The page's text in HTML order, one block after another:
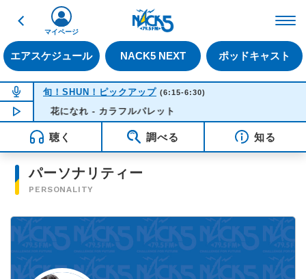
戻る
エアスケジュール NACK5 NEXT ポッドキャスト
マイページ
NOW ON AIR
旬！SHUN！ピックアップ (6:15-6:30)
NOW PLAYING06:09
花になれ - カラフルパレット
聴く 調べる 知る
パーソナリティー
PERSONALITY